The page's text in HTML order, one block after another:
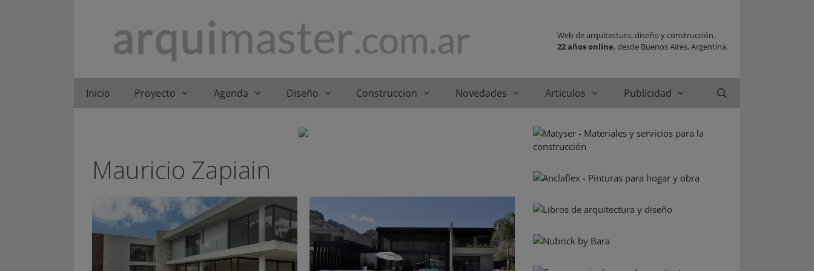
Web de arquitectura, diseño y construcción.
22 años online, desde Buenos Aires, Argentina.
Inicio Proyecto Agenda Diseño Construccion Novedades Articulos Publicidad
Mauricio Zapiain